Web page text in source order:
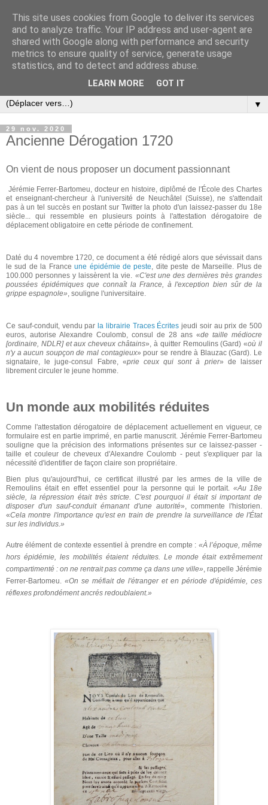
▼
29 nov. 2020
Ancienne Dérogation 1720
On vient de nous proposer un document passionnant
Jérémie Ferrer-Bartomeu, docteur en histoire, diplômé de l'École des Chartes
et enseignant-chercheur à l'université de Neuchâtel (Suisse), ne s'attendait
pas à un tel succès en postant sur Twitter la photo d'un laissez-passer du 18e
siècle... qui ressemble en plusieurs points à l'attestation dérogatoire de
déplacement obligatoire en cette période de confinement.
‎Daté du 4 novembre 1720, ce document a été rédigé alors que sévissait dans
le sud de la Franceune épidémie de peste, dite peste de Marseille. Plus de
100.000 personnes y laissèrent la vie. «C'est une des dernières très grandes
poussées épidémiques que connaît la France, à l'exception bien sûr de la
grippe espagnole», souligne l'universitaire.
Ce sauf-conduit, vendu par la librairie Traces Écrites jeudi soir au prix de 500
euros, autorise Alexandre Coulomb, consul de 28 ans «de taille médiocre
[ordinaire, NDLR] et aux cheveux châtains», à quitter Remoulins (Gard) «où il
n'y a aucun soupçon de mal contagieux» pour se rendre à Blauzac (Gard). Le
signataire, le juge-consul Fabre, «prie ceux qui sont à prier» de laisser
librement circuler le jeune homme.
Un monde aux mobilités réduites
Comme l'attestation dérogatoire de déplacement actuellement en vigueur, ce
formulaire est en partie imprimé, en partie manuscrit. Jérémie Ferrer-Bartomeu
souligne que la précision des informations présentes sur ce laissez-passer -
taille et couleur de cheveux d'Alexandre Coulomb - peut s'expliquer par la
nécessité d'identifier de façon claire son propriétaire.
Bien plus qu'aujourd'hui, ce certificat illustré par les armes de la ville de
Remoulins était en effet essentiel pour la personne qui le portait. «Au 18e
siècle, la répression était très stricte. C'est pourquoi il était si important de
disposer d'un sauf-conduit émanant d'une autorité», commente l'historien.
«Cela montre l'importance qu'est en train de prendre la surveillance de l'État
sur les individus.»
Autre élément de contexte essentiel à prendre en compte : «À l’époque, même
hors épidémie, les mobilités étaient réduites. Le monde était extrêmement
compartimenté : on ne rentrait pas comme ça dans une ville» , rappelle Jérémie
Ferrer-Bartomeu.
«On se méfiait de l'étranger et en période d'épidémie, ces
réflexes profondément ancrés redoublaient.»
This site uses cookies from Google to deliver its services
and to analyze traffic. Your IP address and user-agent are
shared with Google along with performance and security
metrics to ensure quality of service, generate usage
statistics, and to detect and address abuse.
LEARN MORE GOT IT